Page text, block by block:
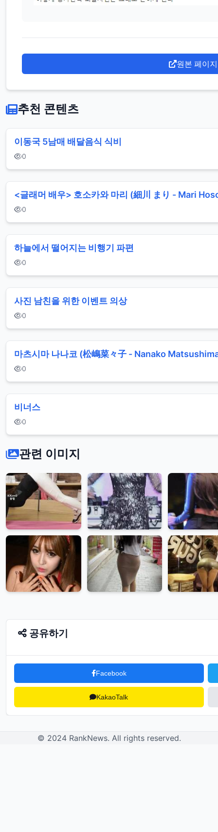
원본 페이
추천 콘텐츠
이동국 5남매 배달음식 식비
0
<글래머 배우> 호소카와 마리 (細川 まり - Mari
0
하늘에서 떨어지는 비행기 파편
0
사진 남친을 위한 이벤트 의상
0
마츠시마 나나코 (松嶋菜々子 - Nanako
0
비너스
0
관련 이미지
공유하기
Facebook
KakaoTalk
© 2024 RankNews. All rights reserved.